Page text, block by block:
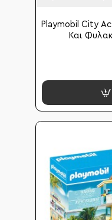
Playmobil City
Και